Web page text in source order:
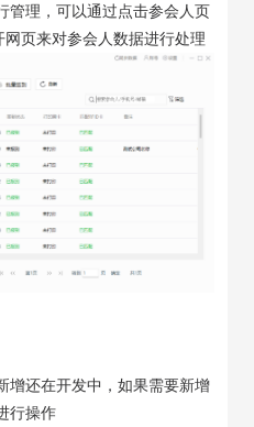
管理，可以通过点击参会人页
网页来对参会人数据进行处理
增还在开发中，如果需要新增
行操作